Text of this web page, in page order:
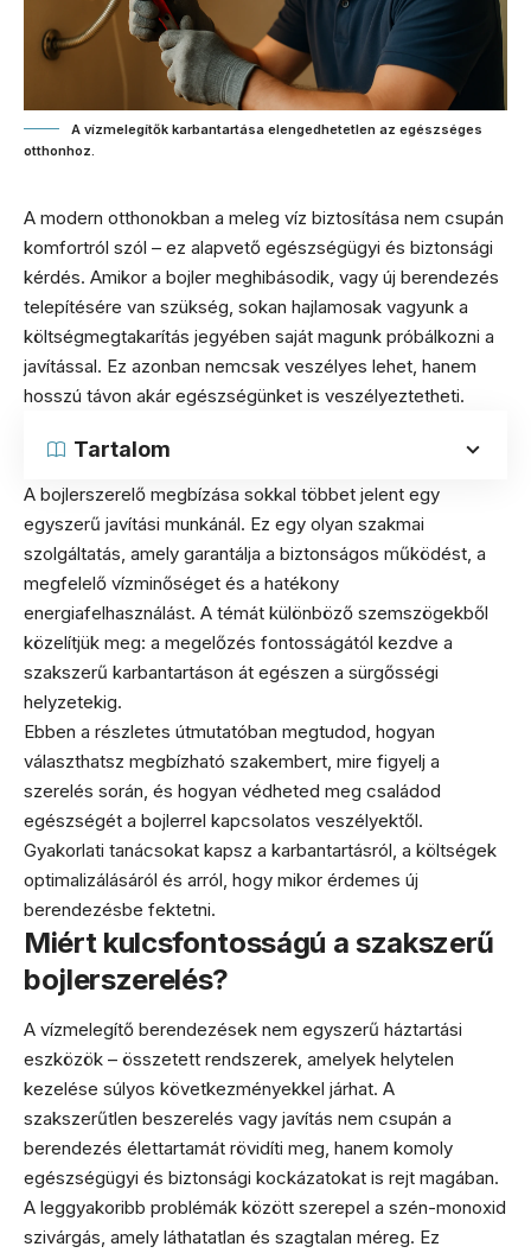
A vízmelegítők karbantartása elengedhetetlen az egészséges
otthonhoz.
A modern otthonokban a meleg víz biztosítása nem csupán
komfortról szól – ez alapvető egészségügyi és biztonsági
kérdés. Amikor a bojler meghibásodik, vagy új berendezés
telepítésére van szükség, sokan hajlamosak vagyunk a
költségmegtakarítás jegyében saját magunk próbálkozni a
javítással. Ez azonban nemcsak veszélyes lehet, hanem
hosszú távon akár egészségünket is veszélyeztetheti.
Tartalom
A bojlerszerelő megbízása sokkal többet jelent egy
egyszerű javítási munkánál. Ez egy olyan szakmai
szolgáltatás, amely garantálja a biztonságos működést, a
megfelelő vízminőséget és a hatékony
energiafelhasználást. A témát különböző szemszögekből
közelítjük meg: a megelőzés fontosságától kezdve a
szakszerű karbantartáson át egészen a sürgősségi
helyzetekig.
Ebben a részletes útmutatóban megtudod, hogyan
választhatsz megbízható szakembert, mire figyelj a
szerelés során, és hogyan védheted meg családod
egészségét a bojlerrel kapcsolatos veszélyektől.
Gyakorlati tanácsokat kapsz a karbantartásról, a költségek
optimalizálásáról és arról, hogy mikor érdemes új
berendezésbe fektetni.
Miért kulcsfontosságú a szakszerű
bojlerszerelés?
A vízmelegítő berendezések nem egyszerű háztartási
eszközök – összetett rendszerek, amelyek helytelen
kezelése súlyos következményekkel járhat. A
szakszerűtlen beszerelés vagy javítás nem csupán a
berendezés élettartamát rövidíti meg, hanem komoly
egészségügyi és biztonsági kockázatokat is rejt magában.
A leggyakoribb problémák között szerepel a szén-monoxid
szivárgás, amely láthatatlan és szagtalan méreg. Ez